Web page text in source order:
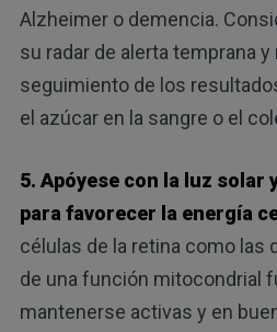
Alzheimer o demencia.
su radar de alerta temprana y
seguimiento de los
el azúcar en la sangre o el
5. Apóyese con la luz solar
para favorecer la energía
células de la retina como las
de una función mitocondrial
mantenerse activas y en